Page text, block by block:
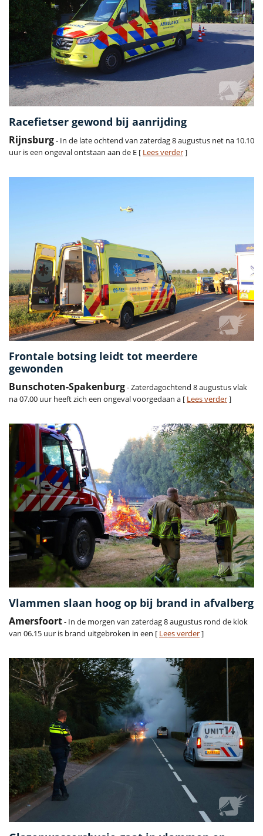
Racefietser gewond bij aanrijding
Rijnsburg- In de late ochtend van zaterdag 8 augustus net na 10.10
uur is een ongeval ontstaan aan de E [ Lees verder]
Frontale botsing leidt tot meerdere
gewonden
Bunschoten-Spakenburg- Zaterdagochtend 8 augustus vlak
na 07.00 uur heeft zich een ongeval voorgedaan a [ Lees verder]
Vlammen slaan hoog op bij brand in afvalberg
Amersfoort- In de morgen van zaterdag 8 augustus rond de klok
van 06.15 uur is brand uitgebroken in een [ Lees verder]